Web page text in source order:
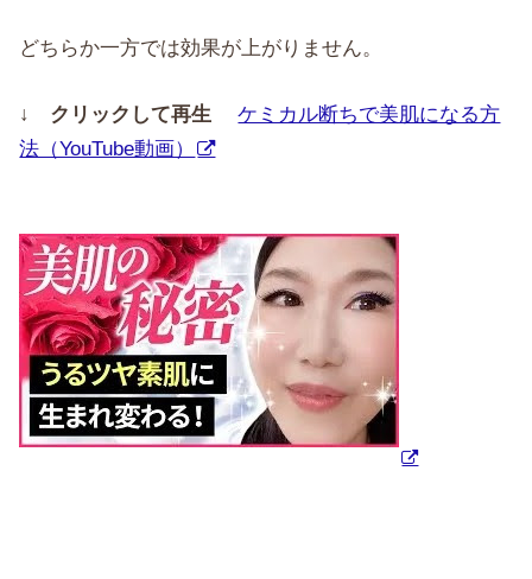
どちらか一方では効果が上がりません。
↓ クリックして再生
ケミカル断ちで美肌になる方
法（YouTube動画）